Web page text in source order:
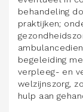
behandeling
praktijken;
begeleiding
verpleeg- en
welzijnszorg,
hulp aan